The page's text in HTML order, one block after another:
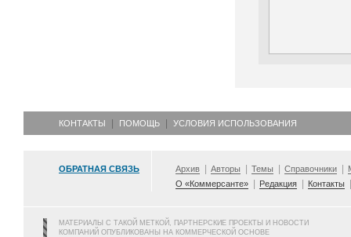
КОНТАКТЫ ПОМОЩЬ УСЛОВИЯ ИСПОЛЬЗОВАНИЯ
ОБРАТНАЯ СВЯЗЬ Архив Авторы Темы Справочники
О «Коммерсанте»
Редакция Контакты
МАТЕРИАЛЫ С ТАКОЙ МЕТКОЙ, ПАРТНЕРСКИЕ ПРОЕКТЫ И НОВОСТИ
КОМПАНИЙ ОПУБЛИКОВАНЫ НА КОММЕРЧЕСКОЙ ОСНОВЕ